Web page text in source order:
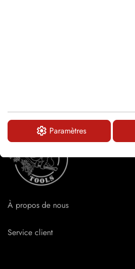
Paramètres
À propos de nous
Service client